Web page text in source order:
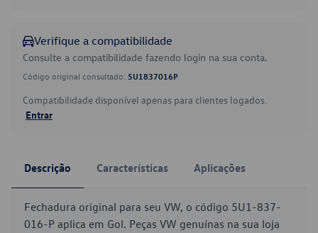
Verifique a compatibilidade
Consulte a compatibilidade fazendo login na sua conta.
Código original consultado: 5U1837016P
Compatibilidade disponível apenas para clientes logados.
Entrar
Descrição Características Aplicações
Fechadura original para seu VW, o código 5U1-837-
016-P aplica em Gol. Peças VW genuínas na sua loja